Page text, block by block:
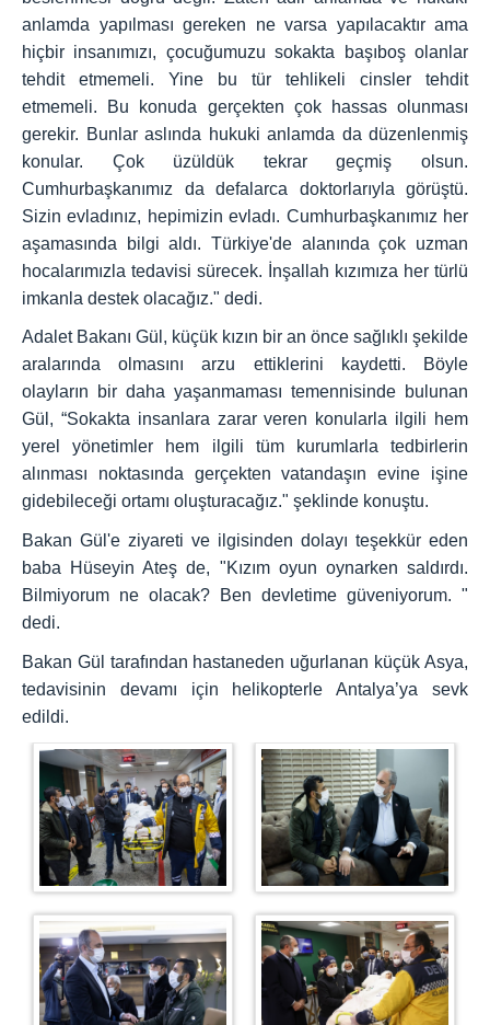
anlamda yapılması gereken ne varsa yapılacaktır ama
hiçbir insanımızı, çocuğumuzu sokakta başıboş olanlar
tehdit etmemeli. Yine bu tür tehlikeli cinsler tehdit
etmemeli. Bu konuda gerçekten çok hassas olunması
gerekir. Bunlar aslında hukuki anlamda da düzenlenmiş
konular. Çok üzüldük tekrar geçmiş olsun.
Cumhurbaşkanımız da defalarca doktorlarıyla görüştü.
Sizin evladınız, hepimizin evladı. Cumhurbaşkanımız her
aşamasında bilgi aldı. Türkiye'de alanında çok uzman
hocalarımızla tedavisi sürecek. İnşallah kızımıza her türlü
imkanla destek olacağız." dedi.
Adalet Bakanı Gül, küçük kızın bir an önce sağlıklı şekilde
aralarında olmasını arzu ettiklerini kaydetti. Böyle
olayların bir daha yaşanmaması temennisinde bulunan
Gül, “Sokakta insanlara zarar veren konularla ilgili hem
yerel yönetimler hem ilgili tüm kurumlarla tedbirlerin
alınması noktasında gerçekten vatandaşın evine işine
gidebileceği ortamı oluşturacağız." şeklinde konuştu.
Bakan Gül'e ziyareti ve ilgisinden dolayı teşekkür eden
baba Hüseyin Ateş de, "Kızım oyun oynarken saldırdı.
Bilmiyorum ne olacak? Ben devletime güveniyorum. "
dedi.
Bakan Gül tarafından hastaneden uğurlanan küçük Asya,
tedavisinin devamı için helikopterle Antalya’ya sevk
edildi.